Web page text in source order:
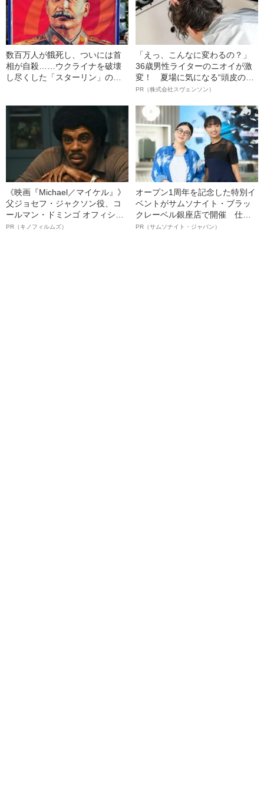
数百万人が餓死し、ついには首
相が自殺……ウクライナを破壊
し尽くした「スターリン」の大
「えっ、こんなに変わるの？」
36歳男性ライターのニオイが激
変！ 夏場に気になる“頭皮のニ
オイ”や“ベタつき”を解消す
ト”が生み出した徹底ケアとは
PR（株式会社スヴェンソン）
《映画『Michael／マイケル』》
父ジョセフ・ジャクソン役、コ
ールマン・ドミンゴ オフィシャ
ルインタビュー“観客を魅了した
PR（キノフィルムズ）
オープン1周年を記念した特別イ
ベントがサムソナイト・ブラッ
クレーベル銀座店で開催 仕事
も人生も自分らしく～笑顔あふ
PR（サムソナイト・ジャパン）